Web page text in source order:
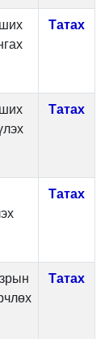
Татах
Татах
Татах
Татах